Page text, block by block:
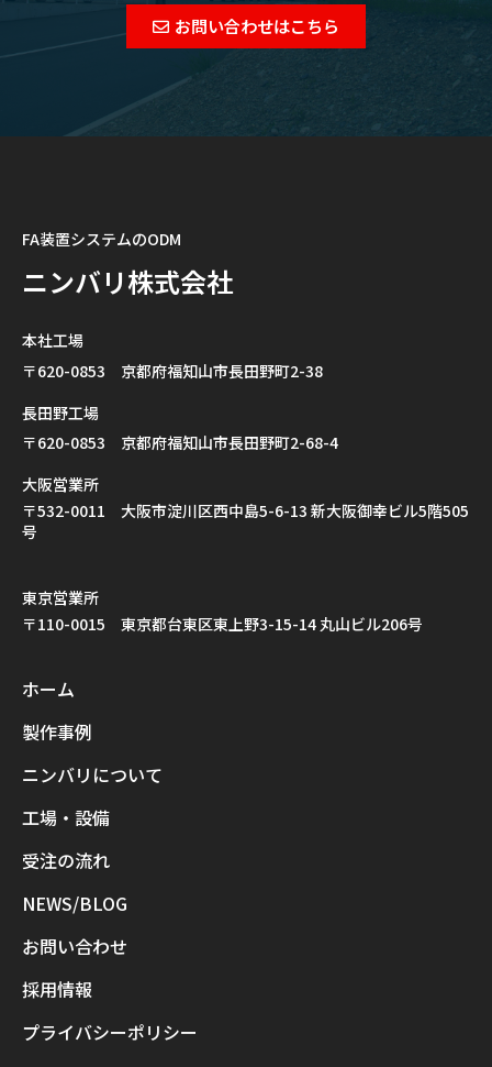
お問い合わせはこちら
FA装置システムのODM
ニンバリ株式会社
本社工場
〒620-0853 京都府福知山市長田野町2-38
長田野工場
〒620-0853 京都府福知山市長田野町2-68-4
大阪営業所
〒532-0011 大阪市淀川区西中島5-6-13 新大阪御幸ビル5階505
号
東京営業所
〒110-0015 東京都台東区東上野3-15-14 丸山ビル206号
ホーム
製作事例
ニンバリについて
工場・設備
受注の流れ
NEWS/BLOG
お問い合わせ
採用情報
プライバシーポリシー